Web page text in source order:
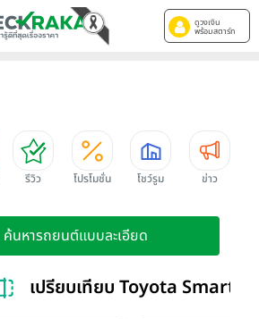
ดูวงเงิน
พร้อมสตาร์ท
รีวิว โปรโมชั่น โชว์รูม ข่าว
ค้นหารถยนต์แบบละเอียด
เปรียบเทียบ Toyota Smart